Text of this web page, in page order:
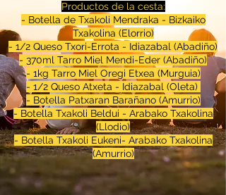
Productos de la cesta:
- Botella de Txakoli Mendraka - Bizkaiko
Txakolina (Elorrio)
- 1/2 Queso Txori-Errota - Idiazabal (Abadiño)
- 370ml Tarro Miel Mendi-Eder (Abadiño)
- 1kg Tarro Miel Oregi Etxea (Murguia)
- 1/2 Queso Atxeta - Idiazabal (Oleta)
- Botella Patxaran Barañano (Amurrio)
- Botella Txakoli Beldui - Arabako Txakolina
(Llodio)
- Botella Txakoli Eukeni- Arabako Txakolina
(Amurrio)